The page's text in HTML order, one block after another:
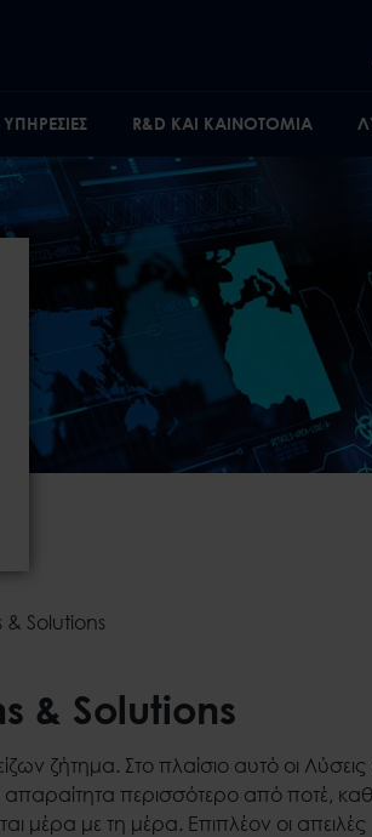
ΥΠΗΡΕΣΙΕΣ R&D ΚΑΙ ΚΑΙΝΟΤΟΜΙΑ
& Solutions
& Solutions
ζήτημα. Στο πλαίσιο αυτό οι Λύσεις
απαραίτητα περισσότερο από ποτέ,
μέρα με τη μέρα. Επιπλέον οι απειλές